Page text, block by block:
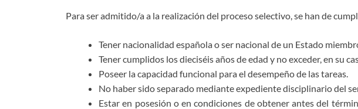
Para ser admitido/a a la realización del proceso selectivo, se han de
Tener nacionalidad española o ser nacional de un Estado
Tener cumplidos los dieciséis años de edad y no exceder, en su
Poseer la capacidad funcional para el desempeño de las tareas.
No haber sido separado mediante expediente disciplinario del
Estar en posesión o en condiciones de obtener antes del